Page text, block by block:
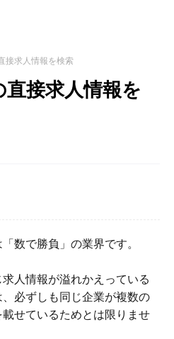
接求人情報を検索
接求人情報を
数で勝負」の業界です。
人情報が溢れかえっている
必ずしも同じ企業が複数の
せているためとは限りませ